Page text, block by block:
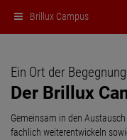
Brillux Campus
Ein Ort der Begegnung
Der Brillux
Gemeinsam in den
fachlich weiterentwickeln